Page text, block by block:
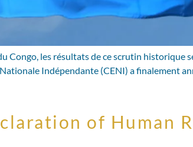
Congo, les résultats de ce scrutin
Indépendante (CENI) a finalement
of Human